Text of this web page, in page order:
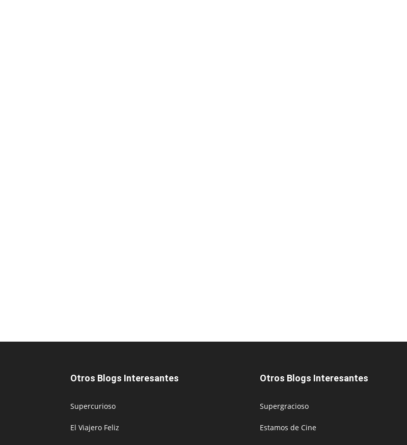
Otros Blogs Interesantes
Supercurioso
El Viajero Feliz
Otros Blogs Interesantes
Supergracioso
Estamos de Cine